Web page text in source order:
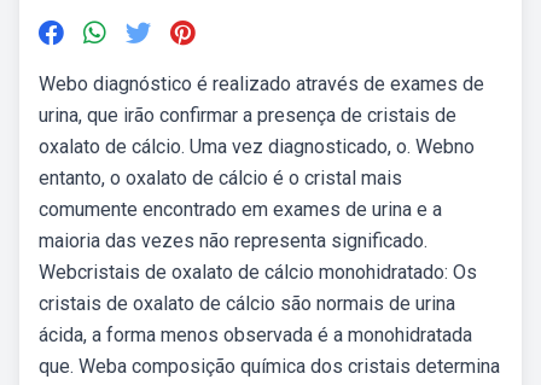
Webo diagnóstico é realizado através de exames de
urina, que irão confirmar a presença de cristais de
oxalato de cálcio. Uma vez diagnosticado, o. Webno
entanto, o oxalato de cálcio é o cristal mais
comumente encontrado em exames de urina e a
maioria das vezes não representa significado.
Webcristais de oxalato de cálcio monohidratado: Os
cristais de oxalato de cálcio são normais de urina
ácida, a forma menos observada é a monohidratada
que. Weba composição química dos cristais determina